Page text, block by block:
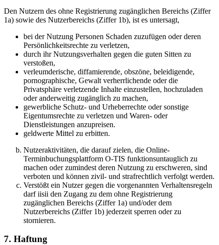
Den Nutzern des ohne Registrierung zugänglichen Bereichs (Ziffer
1a) sowie des Nutzerbereichs (Ziffer 1b), ist es untersagt,
bei der Nutzung Personen Schaden zuzufügen oder deren
Persönlichkeitsrechte zu verletzen,
durch ihr Nutzungsverhalten gegen die guten Sitten zu
verstoßen,
verleumderische, diffamierende, obszöne, beleidigende,
pornographische, Gewalt verherrlichende oder die
Privatsphäre verletzende Inhalte einzustellen, hochzuladen
oder anderweitig zugänglich zu machen,
gewerbliche Schutz- und Urheberrechte oder sonstige
Eigentumsrechte zu verletzen und Waren- oder
Dienstleistungen anzupreisen.
geldwerte Mittel zu erbitten.
Nutzeraktivitäten, die darauf zielen, die Online-
Terminbuchungsplattform O-TIS funktionsuntauglich zu
machen oder zumindest deren Nutzung zu erschweren, sind
verboten und können zivil- und strafrechtlich verfolgt werden.
Verstößt ein Nutzer gegen die vorgenannten Verhaltensregeln
darf iisii den Zugang zu dem ohne Registrierung
zugänglichen Bereichs (Ziffer 1a) und/oder dem
Nutzerbereichs (Ziffer 1b) jederzeit sperren oder zu
stornieren.
7. Haftung